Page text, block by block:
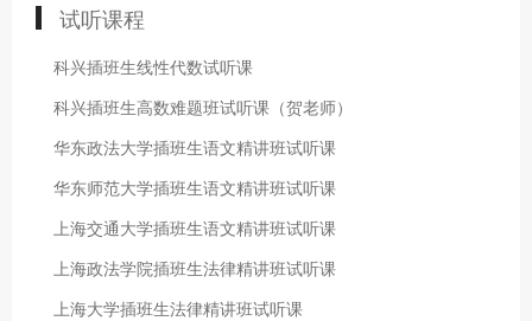
试听课程
科兴插班生线性代数试听课
科兴插班生高数难题班试听课（贺老师）
华东政法大学插班生语文精讲班试听课
华东师范大学插班生语文精讲班试听课
上海交通大学插班生语文精讲班试听课
上海政法学院插班生法律精讲班试听课
上海大学插班生法律精讲班试听课